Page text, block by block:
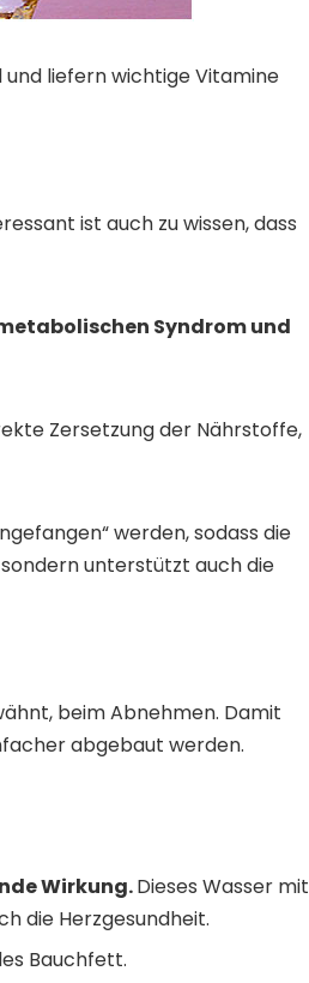
liefern wichtige Vitamine
ist auch zu wissen, dass
Syndrom und
Zersetzung der Nährstoffe,
werden, sodass die
unterstützt auch die
beim Abnehmen. Damit
abgebaut werden.
Wirkung.Dieses Wasser mit
die Herzgesundheit.
Bauchfett.